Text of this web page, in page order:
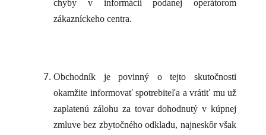
chyby v informácii podanej operátorom
zákazníckeho centra.
Obchodník je povinný o tejto skutočnosti
okamžite informovať spotrebiteľa a vrátiť mu už
zaplatenú zálohu za tovar dohodnutý v kúpnej
zmluve bez zbytočného odkladu, najneskôr však